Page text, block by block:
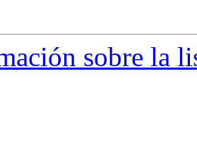
sobre la